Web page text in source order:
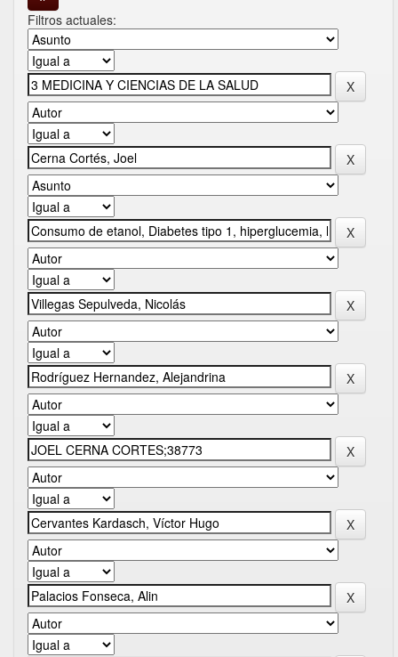
Filtros actuales: